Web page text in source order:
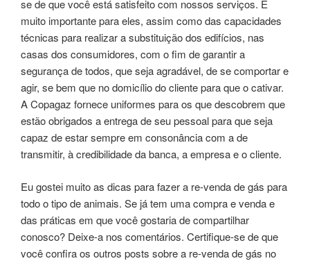
se de que você está satisfeito com nossos serviços. É
muito importante para eles, assim como das capacidades
técnicas para realizar a substituição dos edifícios, nas
casas dos consumidores, com o fim de garantir a
segurança de todos, que seja agradável, de se comportar e
agir, se bem que no domicílio do cliente para que o cativar.
A Copagaz fornece uniformes para os que descobrem que
estão obrigados a entrega de seu pessoal para que seja
capaz de estar sempre em consonância com a de
transmitir, à credibilidade da banca, a empresa e o cliente.
Eu gostei muito as dicas para fazer a re-venda de gás para
todo o tipo de animais. Se já tem uma compra e venda e
das práticas em que você gostaria de compartilhar
conosco? Deixe-a nos comentários. Certifique-se de que
você confira os outros posts sobre a re-venda de gás no